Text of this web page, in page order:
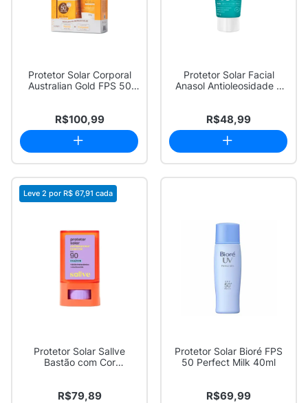
Protetor Solar Corporal
Australian Gold FPS 50
R$100,99
Protetor Solar Facial
Anasol Antioleosidade e
R$48,99
Leve 2 por R$ 67,91 cada
Protetor Solar Sallve
Bastão com Cor
R$79,89
Protetor Solar Bioré FPS
50 Perfect Milk 40ml
R$69,99